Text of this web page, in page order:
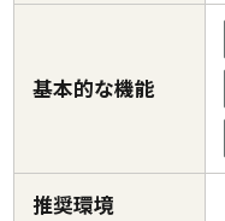
基本的な機能
推奨環境